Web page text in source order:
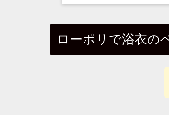
ローポリで浴衣の